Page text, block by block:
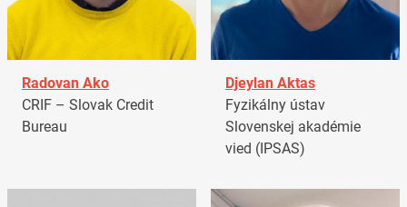
Radovan Ako
CRIF – Slovak Credit
Bureau
Djeylan Aktas
Fyzikálny ústav
Slovenskej akadémie
vied (IPSAS)